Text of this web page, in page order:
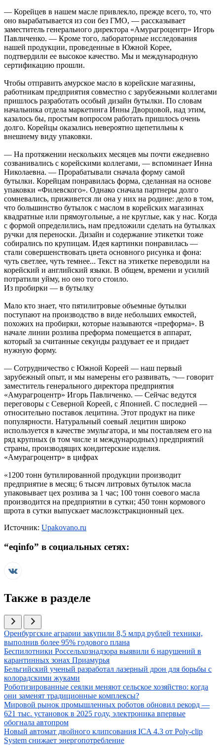
— Корейцев в нашем масле привлекло, прежде всего, то, что
оно вырабатывается из сои без ГМО, — рассказывает
заместитель генерального директора «Амурагроцентр» Игорь
Павличенко. — Кроме того, лабораторные исследования
нашей продукции, проведенные в Южной Корее,
подтвердили ее высокое качество. Мы и международную
сертификацию прошли.
Чтобы отправить амурское масло в корейские магазины,
работникам предприятия совместно с зарубежными коллегами
пришлось разработать особый дизайн бутылки. По словам
начальника отдела маркетинга Инны Дворцовой, над этим,
казалось бы, простым вопросом работать пришлось очень
долго. Корейцы оказались невероятно щепетильны к
внешнему виду упаковки.
— На протяжении нескольких месяцев мы почти ежедневно
созванивались с корейскими коллегами, — вспоминает Инна
Николаевна. — Прорабатывали сначала форму самой
бутылки. Корейцам понравилась форма, сделанная на основе
упаковки «Филевского». Однако сначала партнеры долго
сомневались, приживется ли она у них на родине: дело в том,
что большинство бутылок с маслом в корейских магазинах
квадратные или прямоугольные, а не круглые, как у нас. Когда
с формой определились, нам предложили сделать на бутылках
ручки для переноски. Дизайн и содержание этикетки тоже
собирались по крупицам. Идея картинки понравилась —
стали совершенствовать цвета основного рисунка и фона:
чуть светлее, чуть темнее... Текст на этикетке переводили на
корейский и английский языки. В общем, времени и усилий
потратили уйму, но оно того стоило.
Из пробирки — в бутылку
Мало кто знает, что пятилитровые объемные бутылки
поступают на производство в виде небольших емкостей,
похожих на пробирки, которые называются «преформа». В
начале линии розлива преформа помещается в аппарат,
который за считанные секунды раздувает ее и придает
нужную форму.
— Сотрудничество с Южной Кореей — наш первый
зарубежный опыт, и мы намерены его развивать, ¬— говорит
заместитель генерального директора предприятия
«Амурагроцентр» Игорь Павличенко. — Сейчас ведутся
переговоры с Северной Кореей, с Японией. С последней —
относительно поставок лецитина. Этот продукт на пике
популярности. Натуральный соевый лецитин широко
используется в качестве эмульгатора, и мы поставляем его на
ряд крупных (в том числе и международных) предприятий
страны, производящих кондитерские изделия.
«Амурагроцентр» в цифрах
«1200 тонн бутилированной продукции производит
предприятие в месяц; 6 тысяч литровых бутылок масла
упаковывает цех розлива за 1 час; 100 тонн соевого масла
производится на предприятии в сутки; 450 тонн кормового
шрота в сутки выпускает маслоэкстракционный цех.
Источник: Upakovano.ru
“eqinfo” в социальных сетях:
Также в разделе
Иллюстрация новости
Оренбургские аграрии закупили 8,5 млрд рублей техники,
выполнив более 95% годового плана
Иллюстрация новости
Беспилотники Россельхознадзора выявили 6 нарушений в
карантинных зонах Приамурья
Иллюстрация новости
Бельгийский ученый разработал лазерный дрон для борьбы с
колорадскими жуками
Иллюстрация новости
Роботизированные сеялки меняют сельское хозяйство: когда
они заменят традиционные комплексы?
Иллюстрация новости
Мировой рынок промышленных роботов обновил рекорд —
621 тыс. установок в 2025 году, электроника впервые
обогнала автопром
Иллюстрация новости
Новый автомат двойного клипсования ICA 4.3 от Poly-clip
System снижает энергопотребление